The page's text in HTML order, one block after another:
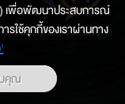
ช่องทางการสอบถามข้อมูล
เพื่อพัฒนาประสบการณ์
รใช้คุกกี้ของเราผ่านทาง
'
คุณ